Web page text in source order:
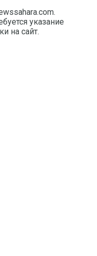
указание
на сайт.